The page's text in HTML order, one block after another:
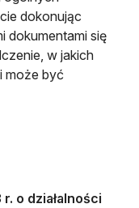
dokonując
dokumentami się
w jakich
może być
o działalności